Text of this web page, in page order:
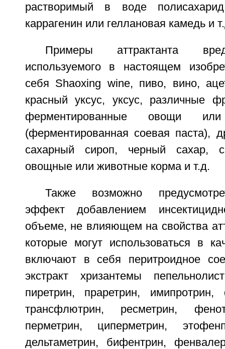
растворимый в воде
каррагенин или геллановая камедь и
Примеры аттрактанта
используемого в настоящем
себя Shaoxing wine, пиво, вино,
красный уксус, уксус, различные
ферментированные овощи
(ферментированная соевая паста),
сахарный сироп, черный сахар,
овощные или животные корма и т.д.
Также возможно
эффект добавлением
объеме, не влияющем на свойства
которые могут использоваться в
включают в себя перитроидное
экстракт хризантемы
пиретрин, праретрин, имипротрин,
трансфлютрин, ресметрин,
перметрин, циперметрин,
дельтаметрин, бифентрин,